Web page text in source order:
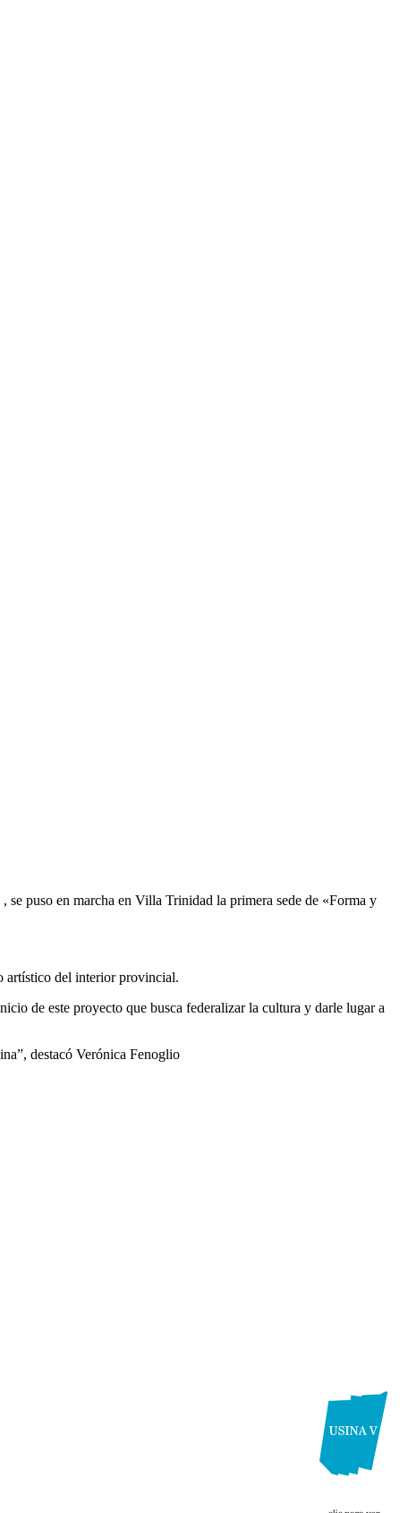
puso en marcha en Villa Trinidad la primera sede de «Forma y
artístico del interior provincial.
de este proyecto que busca federalizar la cultura y darle lugar a
destacó Verónica Fenoglio